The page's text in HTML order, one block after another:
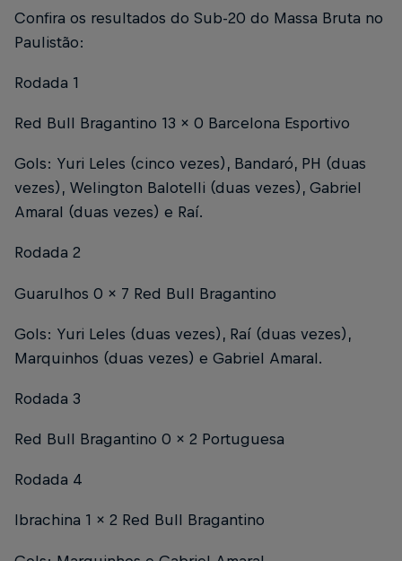
Confira os resultados do Sub-20 do Massa Bruta no
Paulistão:
Rodada 1
Red Bull Bragantino 13 x 0 Barcelona Esportivo
Gols: Yuri Leles (cinco vezes), Bandaró, PH (duas
vezes), Welington Balotelli (duas vezes), Gabriel
Amaral (duas vezes) e Raí.
Rodada 2
Guarulhos 0 x 7 Red Bull Bragantino
Gols: Yuri Leles (duas vezes), Raí (duas vezes),
Marquinhos (duas vezes) e Gabriel Amaral.
Rodada 3
Red Bull Bragantino 0 x 2 Portuguesa
Rodada 4
Ibrachina 1 x 2 Red Bull Bragantino